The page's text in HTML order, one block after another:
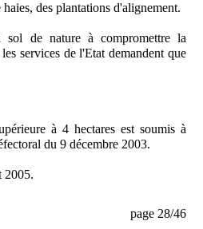
des plantations d'alignement.
sol de nature à compromettre la
services de l'Etat demandent que
à 4 hectares est soumis à
du 9 décembre 2003.
2005.
page 28/46